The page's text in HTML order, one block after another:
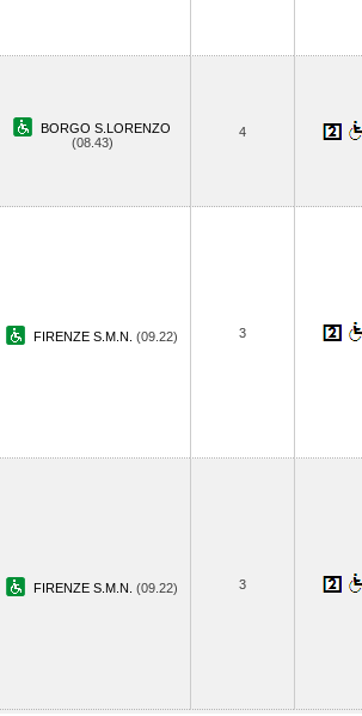
BORGO S.LORENZO
(08.43)
4
FIRENZE S.M.N. (09.22) 3
FIRENZE S.M.N. (09.22) 3